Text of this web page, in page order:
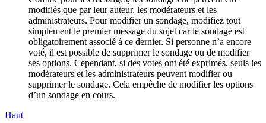
modifiés que par leur auteur, les modérateurs et les
administrateurs. Pour modifier un sondage, modifiez tout
simplement le premier message du sujet car le sondage est
obligatoirement associé à ce dernier. Si personne n’a encore
voté, il est possible de supprimer le sondage ou de modifier
ses options. Cependant, si des votes ont été exprimés, seuls les
modérateurs et les administrateurs peuvent modifier ou
supprimer le sondage. Cela empêche de modifier les options
d’un sondage en cours.
Haut